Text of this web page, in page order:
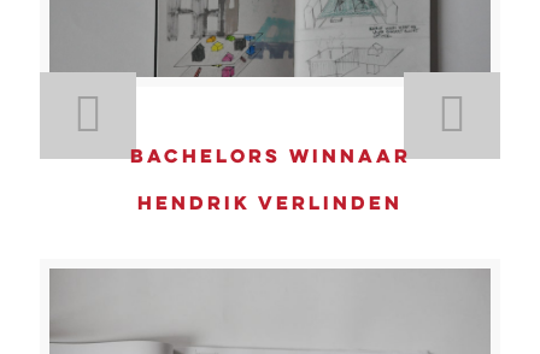
Bachelors winnaar
Hendrik Verlinden